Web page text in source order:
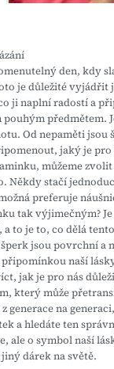
den, kdy
je důležité vyjádřit
ji naplní radostí a
předmětem.
Od nepaměti
jaký je
můžeme
Někdy stačí
preferuje
tak výjimečným?
to je to, co dělá
jsou povrchní
naší
jak je pro nás
který může
generace na
a hledáte ten
ale o symbol naší
dárek na světě.